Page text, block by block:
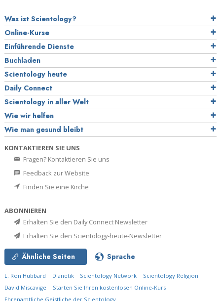
Was ist Scientology?
Online-Kurse
Einführende Dienste
Buchladen
Scientology heute
Daily Connect
Scientology in aller Welt
Wie wir helfen
Wie man gesund bleibt
KONTAKTIEREN SIE UNS
Fragen? Kontaktieren Sie uns
Feedback zur Website
Finden Sie eine Kirche
ABONNIEREN
Erhalten Sie den Daily Connect Newsletter
Erhalten Sie den Scientology-heute-Newsletter
Ähnliche Seiten Sprache
L. Ron Hubbard Dianetik Scientology Network
Scientology Religion
David Miscavige
Starten Sie Ihren kostenlosen Online-Kurs
Ehrenamtliche Geistliche der Scientology